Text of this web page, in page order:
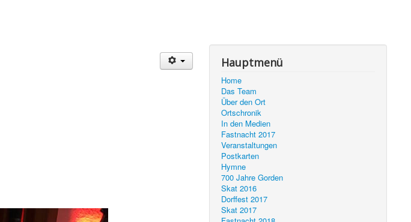
Hauptmenü
Home
Das Team
Über den Ort
Ortschronik
In den Medien
Fastnacht 2017
Veranstaltungen
Postkarten
Hymne
700 Jahre Gorden
Skat 2016
Dorffest 2017
Skat 2017